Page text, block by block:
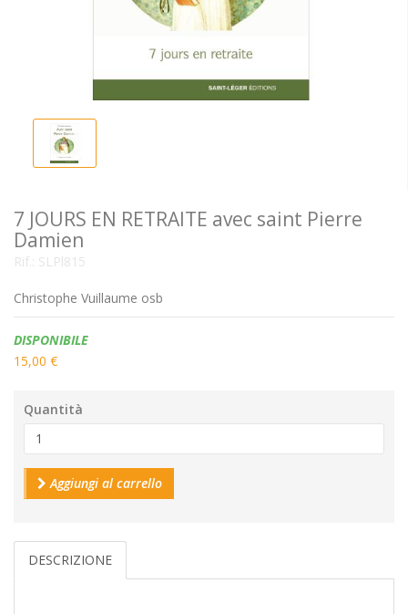
7 JOURS EN RETRAITE avec saint Pierre
Damien
Rif.: SLPl815
Christophe Vuillaume osb
Disponibilità:
DISPONIBILE
15,00 €
Quantità
Aggiungi al carrello
DESCRIZIONE